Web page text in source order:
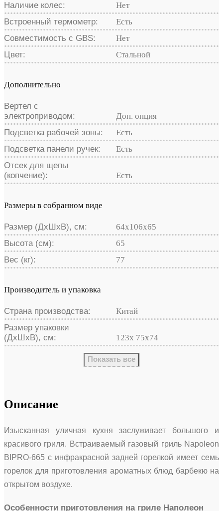
Наличие колес:
Нет
Встроенный термометр:
Есть
Совместимость с GBS:
Нет
Цвет:
Стальной
Дополнительно
Вертел с
электроприводом:
Доп. опция
Подсветка рабочей зоны:
Есть
Подсветка панели ручек:
Есть
Отсек для щепы
(копчение):
Есть
Размеры в собранном виде
Размер (ДхШхВ), см:
64x106x65
Высота (см):
65
Вес (кг):
77
Производитель и упаковка
Страна производства:
Китай
Размер упаковки
(ДхШхВ), см:
123x 75x74
Показать все
Описание
Изысканная уличная кухня заслуживает большого и
красивого гриля. Встраиваемый газовый гриль Napoleon
BIPRO-665 с инфракрасной задней горелкой имеет семь
горелок для приготовления ароматных блюд барбекю на
открытом воздухе.
Особенности приготовления на гриле Наполеон